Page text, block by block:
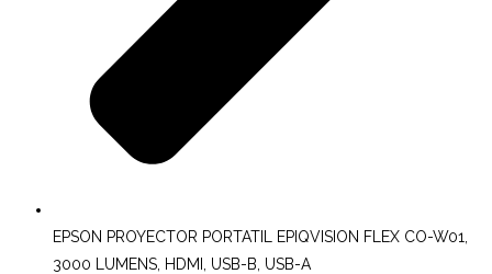
EPSON PROYECTOR PORTATIL EPIQVISION FLEX CO-W01,
3000 LUMENS, HDMI, USB-B, USB-A